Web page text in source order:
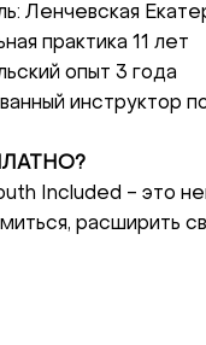
Kontaktní e-
Или в соцсети
Ленчевская
практика 11 лет
опыт 3 года
инструктор
Included - это
расширить